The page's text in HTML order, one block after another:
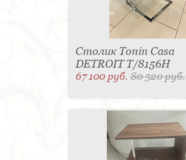
Столик Tonin Casa
DETROIT T/8156H
67 100 руб.80 520 руб.